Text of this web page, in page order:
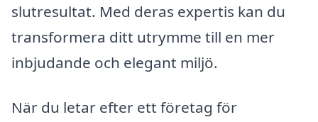
slutresultat. Med deras expertis kan du
transformera ditt utrymme till en mer
inbjudande och elegant miljö.
När du letar efter ett företag för